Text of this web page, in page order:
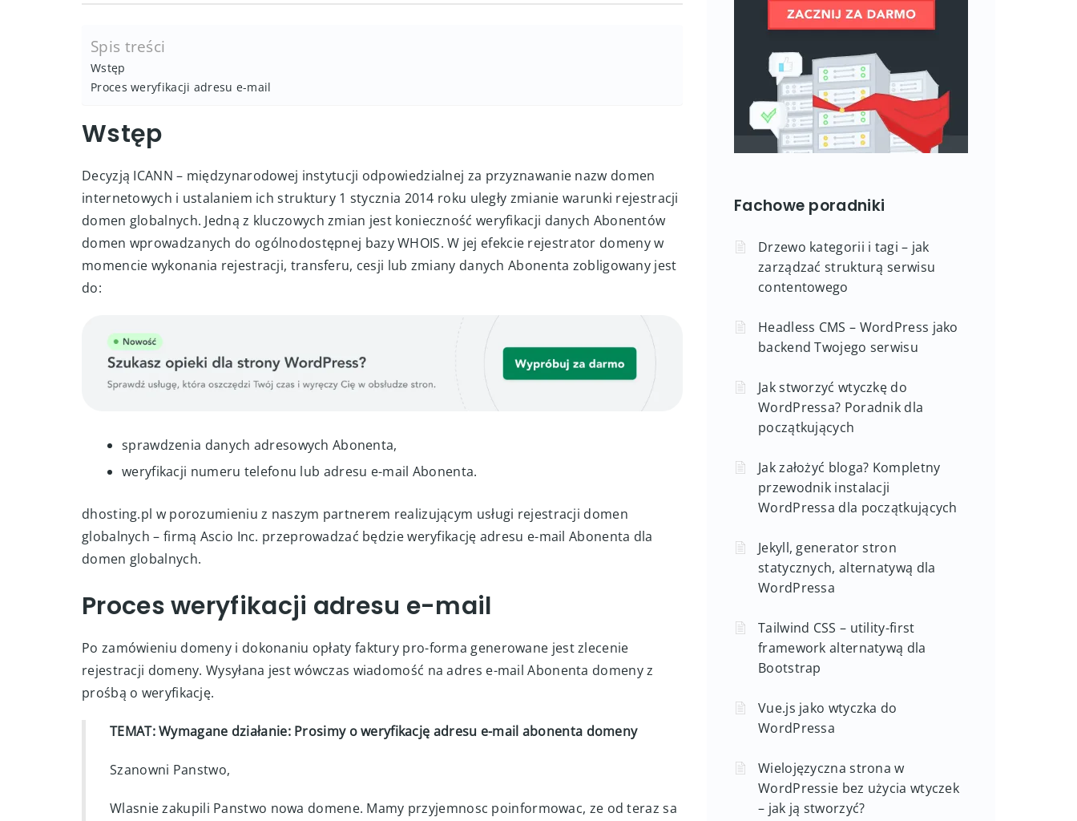
Spis treści
Wstęp
Proces weryfikacji adresu e-mail
Wstęp
Decyzją ICANN – międzynarodowej instytucji odpowiedzialnej za przyznawanie nazw domen
internetowych i ustalaniem ich struktury 1 stycznia 2014 roku uległy zmianie warunki rejestracji
domen globalnych. Jedną z kluczowych zmian jest konieczność weryfikacji danych Abonentów
domen wprowadzanych do ogólnodostępnej bazy WHOIS. W jej efekcie rejestrator domeny w
momencie wykonania rejestracji, transferu, cesji lub zmiany danych Abonenta zobligowany jest
do:
sprawdzenia danych adresowych Abonenta,
weryfikacji numeru telefonu lub adresu e-mail Abonenta.
dhosting.pl w porozumieniu z naszym partnerem realizującym usługi rejestracji domen
globalnych – firmą Ascio Inc. przeprowadzać będzie weryfikację adresu e-mail Abonenta dla
domen globalnych.
Proces weryfikacji adresu e-mail
Po zamówieniu domeny i dokonaniu opłaty faktury pro-forma generowane jest zlecenie
rejestracji domeny. Wysyłana jest wówczas wiadomość na adres e-mail Abonenta domeny z
prośbą o weryfikację.
TEMAT: Wymagane działanie: Prosimy o weryfikację adresu e-mail abonenta domeny
Szanowni Panstwo,
Wlasnie zakupili Panstwo nowa domene. Mamy przyjemnosc poinformowac, ze od teraz sa
Fachowe poradniki
Drzewo kategorii i tagi – jak
zarządzać strukturą serwisu
contentowego
Headless CMS – WordPress jako
backend Twojego serwisu
Jak stworzyć wtyczkę do
WordPressa? Poradnik dla
początkujących
Jak założyć bloga? Kompletny
przewodnik instalacji
WordPressa dla początkujących
Jekyll, generator stron
statycznych, alternatywą dla
WordPressa
Tailwind CSS – utility-first
framework alternatywą dla
Bootstrap
Vue.js jako wtyczka do
WordPressa
Wielojęzyczna strona w
WordPressie bez użycia wtyczek
– jak ją stworzyć?